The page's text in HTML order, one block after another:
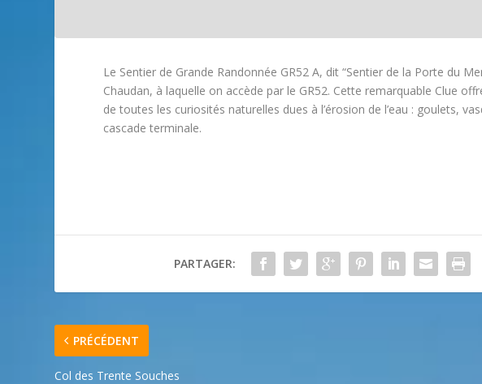
Le Sentier de Grande Randonnée GR52 A, dit “Sentier de la Porte du
Chaudan, à laquelle on accède par le GR52. Cette remarquable Clue
de toutes les curiosités naturelles dues à l’érosion de l’eau : goulets,
cascade terminale.
PARTAGER:
PRÉCÉDENT
Col des Trente Souches